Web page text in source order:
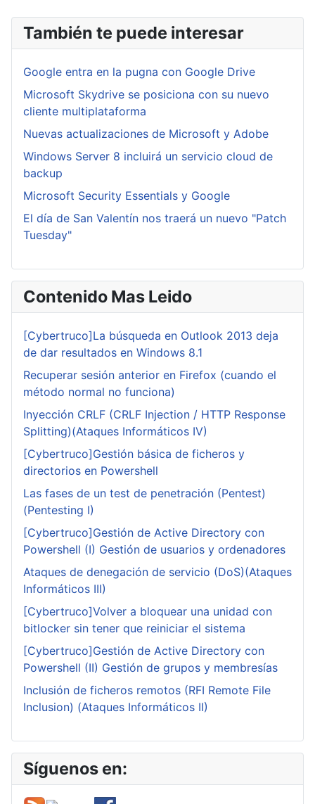
También te puede interesar
Google entra en la pugna con Google Drive
Microsoft Skydrive se posiciona con su nuevo
cliente multiplataforma
Nuevas actualizaciones de Microsoft y Adobe
Windows Server 8 incluirá un servicio cloud de
backup
Microsoft Security Essentials y Google
El día de San Valentín nos traerá un nuevo "Patch
Tuesday"
Contenido Mas Leido
[Cybertruco]La búsqueda en Outlook 2013 deja
de dar resultados en Windows 8.1
Recuperar sesión anterior en Firefox (cuando el
método normal no funciona)
Inyección CRLF (CRLF Injection / HTTP Response
Splitting)(Ataques Informáticos IV)
[Cybertruco]Gestión básica de ficheros y
directorios en Powershell
Las fases de un test de penetración (Pentest)
(Pentesting I)
[Cybertruco]Gestión de Active Directory con
Powershell (I) Gestión de usuarios y ordenadores
Ataques de denegación de servicio (DoS)(Ataques
Informáticos III)
[Cybertruco]Volver a bloquear una unidad con
bitlocker sin tener que reiniciar el sistema
[Cybertruco]Gestión de Active Directory con
Powershell (II) Gestión de grupos y membresías
Inclusión de ficheros remotos (RFI Remote File
Inclusion) (Ataques Informáticos II)
Síguenos en: